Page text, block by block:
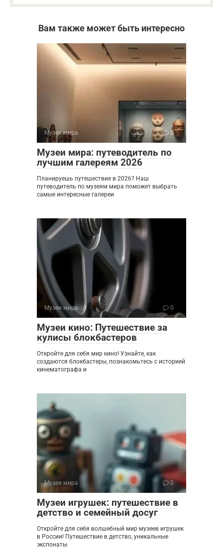
Вам также может быть интересно
Музеи мира 0
Музеи мира: путеводитель по
лучшим галереям 2026
Планируешь путешествие в 2026? Наш
путеводитель по музеям мира поможет выбрать
самые интересные галереи
Музеи мира 0
Музеи кино: Путешествие за
кулисы блокбастеров
Откройте для себя мир кино! Узнайте, как
создаются блокбастеры, познакомьтесь с историей
кинематографа и
Музеи мира 0
Музеи игрушек: путешествие в
детство и семейный досуг
Откройте для себя волшебный мир музеев игрушек
в России! Путешествие в детство, уникальные
экспонаты